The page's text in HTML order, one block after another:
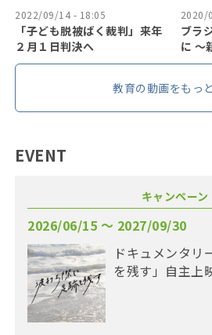
2022/09/14 - 18:05
「子ども脱被ばく裁判」来年
２月１日判決へ
2020/
ブラ
に 〜
教育の動画をもっ
EVENT
キャンペーン
2026/06/15 〜 2027/09/30
ドキュメンタリ
を残す」自主上